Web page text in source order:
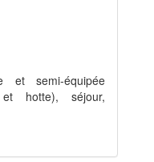
et semi-équipée
hotte), séjour,